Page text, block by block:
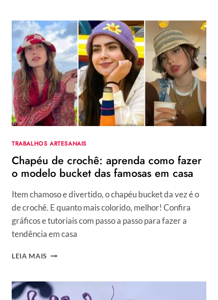
COM
GRÁFICOS
E
PASSO
A
PASSO:
VEJA
56
INSPIRAÇÕES
TRABALHOS ARTESANAIS
Chapéu de crochê: aprenda como fazer
o modelo bucket das famosas em casa
Item chamoso e divertido, o chapéu bucket da vez é o
de crochê. E quanto mais colorido, melhor! Confira
gráficos e tutoriais com passo a passo para fazer a
tendência em casa
LEIA MAIS CHAPÉU
APRENDA
COMO